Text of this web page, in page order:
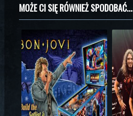
MOŻE CI SIĘ RÓWNIEŻ SPODOBAĆ...